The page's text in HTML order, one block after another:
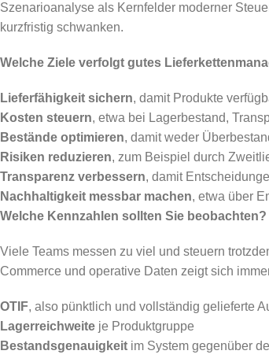
Szenarioanalyse als Kernfelder moderner
kurzfristig schwanken.
Welche Ziele verfolgt gutes
Lieferfähigkeit sichern, damit Produkte
Kosten steuern, etwa bei Lagerbestand,
Bestände optimieren, damit weder
Risiken reduzieren, zum Beispiel durch
Transparenz verbessern, damit
Nachhaltigkeit messbar machen, etwa über
Welche Kennzahlen sollten Sie beobachten?
Viele Teams messen zu viel und steuern
Commerce und operative Daten zeigt sich
OTIF, also pünktlich und vollständig gelieferte
Lagerreichweite je Produktgruppe
Bestandsgenauigkeit im System gegenüber